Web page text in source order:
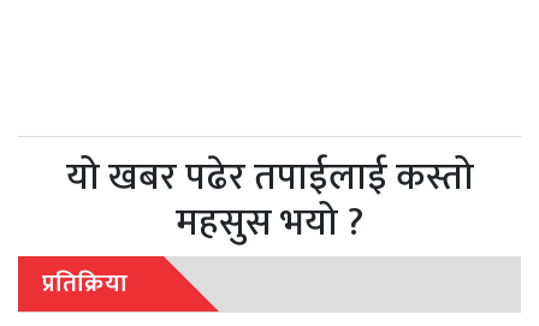
यो खबर पढेर तपाईलाई कस्तो
महसुस भयो ?
प्रतिक्रिया